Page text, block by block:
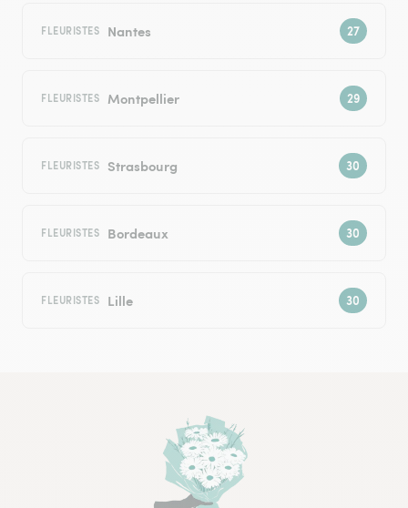
FLEURISTES Nantes
FLEURISTES Montpellier
FLEURISTES Strasbourg
FLEURISTES Bordeaux
FLEURISTES Lille